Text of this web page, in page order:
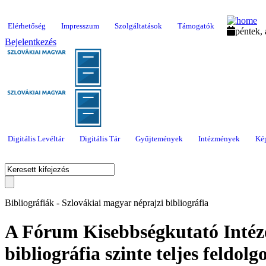
Elérhetőség Impresszum Szolgáltatások Támogatók
péntek,
Bejelentkezés
Digitális Levéltár Digitális Tár Gyűjtemények Intézmények
Bibliográfiák - Szlovákiai magyar néprajzi bibliográfia
A Fórum Kisebbségkutató
bibliográfia szinte teljes